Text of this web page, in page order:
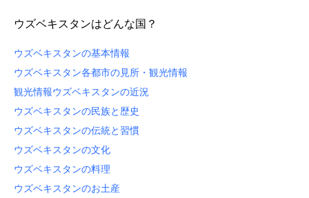
ウズベキスタンはどんな国？
ウズベキスタンの基本情報
ウズベキスタン各都市の見所・観光情報
観光情報ウズベキスタンの近況
ウズベキスタンの民族と歴史
ウズベキスタンの伝統と習慣
ウズベキスタンの文化
ウズベキスタンの料理
ウズベキスタンのお土産